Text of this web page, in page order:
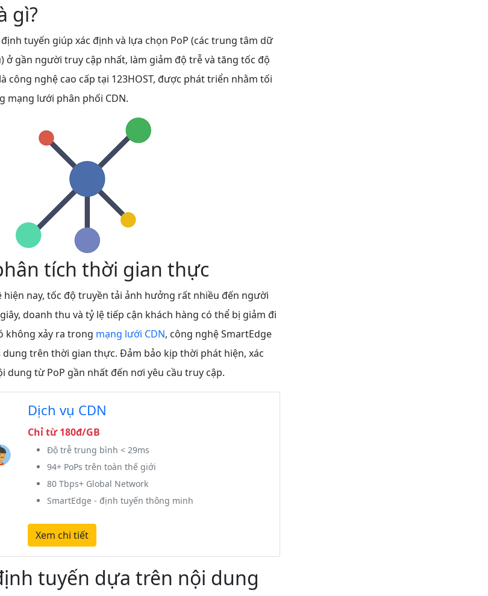
gì?
tuyến giúp xác định và lựa chọn PoP (các trung tâm dữ
ở gần người truy cập nhất, làm giảm độ trễ và tăng tốc độ
công nghệ cao cấp tại 123HOST, được phát triển nhằm tối
mạng lưới phân phối CDN.
tích thời gian thực
nay, tốc độ truyền tải ảnh hưởng rất nhiều đến người
doanh thu và tỷ lệ tiếp cận khách hàng có thể bị giảm đi
không xảy ra trong mạng lưới CDN, công nghệ SmartEdge
dung trên thời gian thực. Đảm bảo kịp thời phát hiện, xác
dung từ PoP gần nhất đến nơi yêu cầu truy cập.
Dịch vụ CDN
Chỉ từ 180đ/GB
Độ trễ trung bình < 29ms
94+ PoPs trên toàn thế giới
80 Tbps+ Global Network
SmartEdge - định tuyến thông minh
Xem chi tiết
tuyến dựa trên nội dung